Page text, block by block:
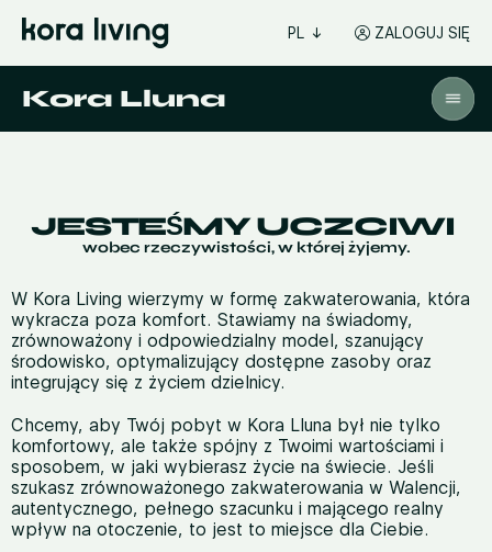
PL ZALOGUJ SIĘ
Kora Lluna
JESTEŚMY UCZCIWI
wobec rzeczywistości, w której żyjemy.
W Kora Living wierzymy w formę zakwaterowania, która
wykracza poza komfort. Stawiamy na świadomy,
zrównoważony i odpowiedzialny model, szanujący
środowisko, optymalizujący dostępne zasoby oraz
integrujący się z życiem dzielnicy.
Chcemy, aby Twój pobyt w Kora Lluna był nie tylko
komfortowy, ale także spójny z Twoimi wartościami i
sposobem, w jaki wybierasz życie na świecie. Jeśli
szukasz zrównoważonego zakwaterowania w Walencji,
autentycznego, pełnego szacunku i mającego realny
wpływ na otoczenie, to jest to miejsce dla Ciebie.